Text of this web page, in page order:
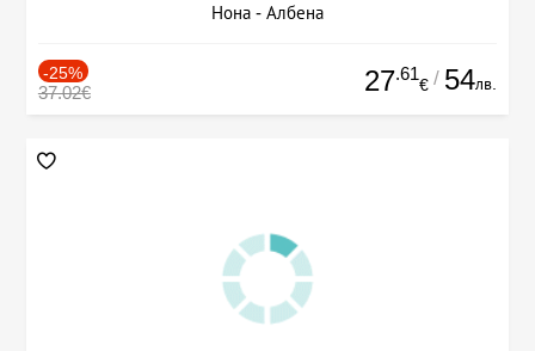
Нона - Албена
-25%
37.02€ 27.61
€ / 54лв.